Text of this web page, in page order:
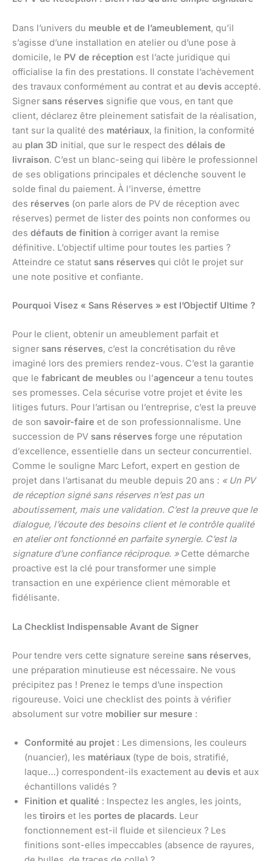
Dans l’univers du meuble et de l’ameublement, qu’il
s’agisse d’une installation en atelier ou d’une pose à
domicile, le PV de réception est l’acte juridique qui
officialise la fin des prestations. Il constate l’achèvement
des travaux conformément au contrat et au devis accepté.
Signer sans réserves signifie que vous, en tant que
client, déclarez être pleinement satisfait de la réalisation,
tant sur la qualité des matériaux, la finition, la conformité
au plan 3D initial, que sur le respect des délais de
livraison. C’est un blanc-seing qui libère le professionnel
de ses obligations principales et déclenche souvent le
solde final du paiement. À l’inverse, émettre
des réserves (on parle alors de PV de réception avec
réserves) permet de lister des points non conformes ou
des défauts de finition à corriger avant la remise
définitive. L’objectif ultime pour toutes les parties ?
Atteindre ce statut sans réserves qui clôt le projet sur
une note positive et confiante.
Pourquoi Visez « Sans Réserves » est l’Objectif Ultime ?
Pour le client, obtenir un ameublement parfait et
signer sans réserves, c’est la concrétisation du rêve
imaginé lors des premiers rendez-vous. C’est la garantie
que le fabricant de meubles ou l’agenceur a tenu toutes
ses promesses. Cela sécurise votre projet et évite les
litiges futurs. Pour l’artisan ou l’entreprise, c’est la preuve
de son savoir-faire et de son professionnalisme. Une
succession de PV sans réserves forge une réputation
d’excellence, essentielle dans un secteur concurrentiel.
Comme le souligne Marc Lefort, expert en gestion de
projet dans l’artisanat du meuble depuis 20 ans : « Un PV
de réception signé sans réserves n’est pas un
aboutissement, mais une validation. C’est la preuve que le
dialogue, l’écoute des besoins client et le contrôle qualité
en atelier ont fonctionné en parfaite synergie. C’est la
signature d’une confiance réciproque. »Cette démarche
proactive est la clé pour transformer une simple
transaction en une expérience client mémorable et
fidélisante.
La Checklist Indispensable Avant de Signer
Pour tendre vers cette signature sereine sans réserves,
une préparation minutieuse est nécessaire. Ne vous
précipitez pas ! Prenez le temps d’une inspection
rigoureuse. Voici une checklist des points à vérifier
absolument sur votre mobilier sur mesure :
Conformité au projet : Les dimensions, les couleurs
(nuancier), les matériaux (type de bois, stratifié,
laque…) correspondent-ils exactement au devis et aux
échantillons validés ?
Finition et qualité : Inspectez les angles, les joints,
les tiroirs et les portes de placards. Leur
fonctionnement est-il fluide et silencieux ? Les
finitions sont-elles impeccables (absence de rayures,